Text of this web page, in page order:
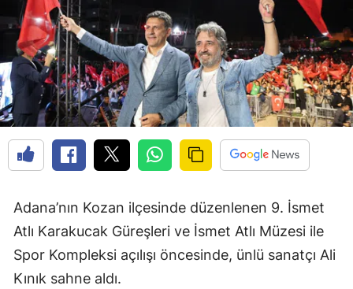
Adana’nın Kozan ilçesinde düzenlenen 9. İsmet
Atlı Karakucak Güreşleri ve İsmet Atlı Müzesi ile
Spor Kompleksi açılışı öncesinde, ünlü sanatçı Ali
Kınık sahne aldı.